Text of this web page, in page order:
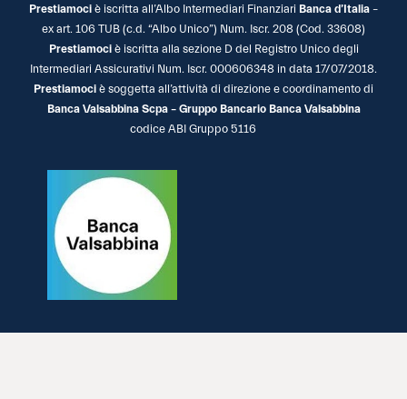
Prestiamoci è iscritta all’Albo Intermediari Finanziari Banca d’Italia –
ex art. 106 TUB (c.d. “Albo Unico”) Num. Iscr. 208 (Cod. 33608)
Prestiamociè iscritta alla sezione D del Registro Unico degli
Intermediari Assicurativi Num. Iscr. 000606348 in data 17/07/2018.
Prestiamoci è soggetta all’attività di direzione e coordinamento di
Banca Valsabbina Scpa – Gruppo Bancario Banca Valsabbina
codice ABI Gruppo 5116